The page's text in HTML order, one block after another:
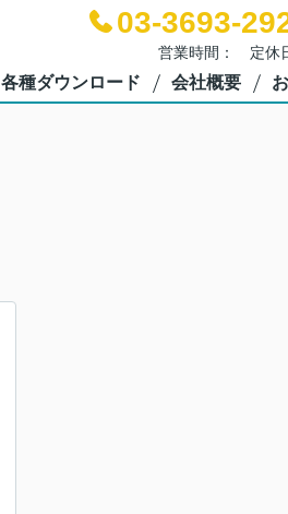
03-3693-
営業時間： 定休
各種ダウンロード 会社概要